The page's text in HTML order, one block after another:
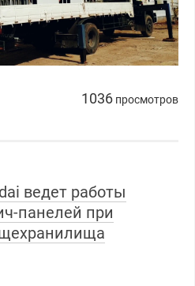
1036 просмотров
ведет работы
панелей при